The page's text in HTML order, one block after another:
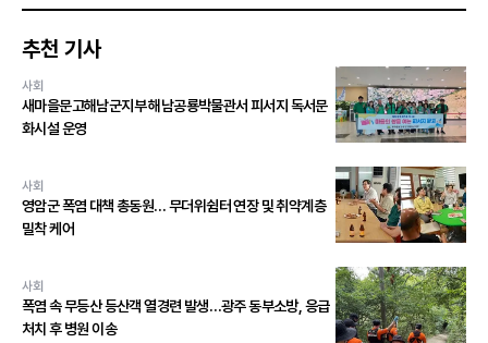
추천 기사
사회
새마을문고해남군지부 해남공룡박물관서 피서지 독서문
화시설 운영
사회
영암군 폭염 대책 총동원… 무더위쉼터 연장 및 취약계층
밀착 케어
사회
폭염 속 무등산 등산객 열경련 발생…광주 동부소방, 응급
처치 후 병원 이송